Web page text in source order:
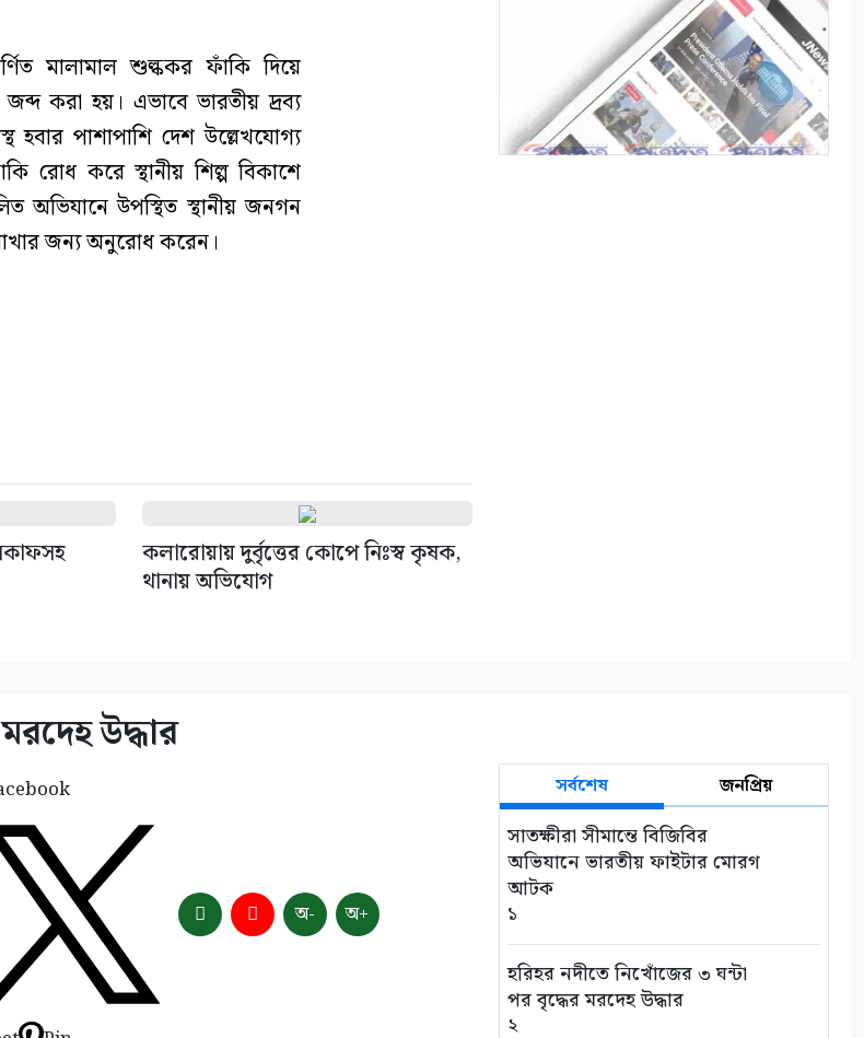
মালামাল শুল্ককর ফাঁকি দিয়ে
করা হয়। এভাবে ভারতীয় দ্রব্য
হবার পাশাপাশি দেশ উল্লেখযোগ্য
রোধ করে স্থানীয় শিল্প বিকাশে
অভিযানে উপস্থিত স্থানীয় জনগন
জন্য অনুরোধ করেন।
কলারোয়ায় দুর্বৃত্তের কোপে নিঃস্ব কৃষক,
থানায় অভিযোগ
কপিলমুনিতে চারা গাছের বাজার
সাতক্ষীরা একটি জেলা নয়, একটি
উদ্ধার
অ- অ+
সর্বশেষ জনপ্রিয়
সাতক্ষীরা সীমান্তে বিজিবির
অভিযানে ভারতীয় ফাইটার মোরগ
আটক
১
হরিহর নদীতে নিখোঁজের ৩ ঘন্টা
পর বৃদ্ধের মরদেহ উদ্ধার
২